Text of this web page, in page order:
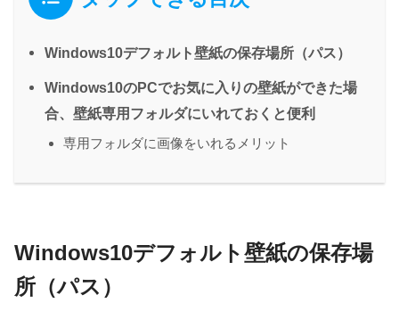
Windows10デフォルト壁紙の保存場所（パス）
Windows10のPCでお気に入りの壁紙ができた場
合、壁紙専用フォルダにいれておくと便利
専用フォルダに画像をいれるメリット
Windows10デフォルト壁紙の保存場
所（パス）